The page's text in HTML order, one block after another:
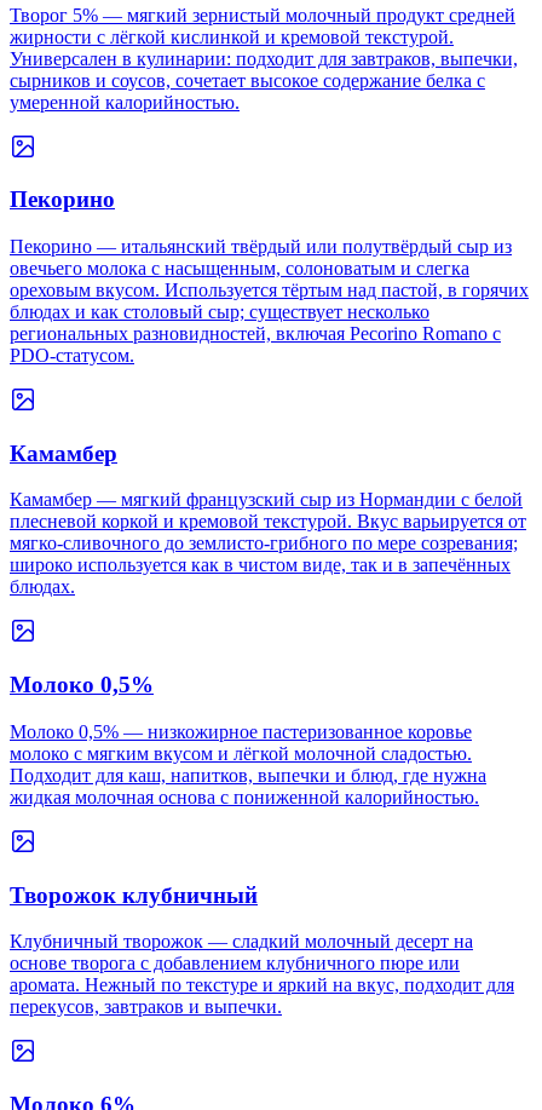
Творог 5% — мягкий зернистый молочный продукт средней
жирности с лёгкой кислинкой и кремовой текстурой.
Универсален в кулинарии: подходит для завтраков, выпечки,
сырников и соусов, сочетает высокое содержание белка с
умеренной калорийностью.
Пекорино
Пекорино — итальянский твёрдый или полутвёрдый сыр из
овечьего молока с насыщенным, солоноватым и слегка
ореховым вкусом. Используется тёртым над пастой, в горячих
блюдах и как столовый сыр; существует несколько
региональных разновидностей, включая Pecorino Romano с
PDO-статусом.
Камамбер
Камамбер — мягкий французский сыр из Нормандии с белой
плесневой коркой и кремовой текстурой. Вкус варьируется от
мягко-сливочного до землисто-грибного по мере созревания;
широко используется как в чистом виде, так и в запечённых
блюдах.
Молоко 0,5%
Молоко 0,5% — низкожирное пастеризованное коровье
молоко с мягким вкусом и лёгкой молочной сладостью.
Подходит для каш, напитков, выпечки и блюд, где нужна
жидкая молочная основа с пониженной калорийностью.
Творожок клубничный
Клубничный творожок — сладкий молочный десерт на
основе творога с добавлением клубничного пюре или
аромата. Нежный по текстуре и яркий на вкус, подходит для
перекусов, завтраков и выпечки.
Молоко 6%